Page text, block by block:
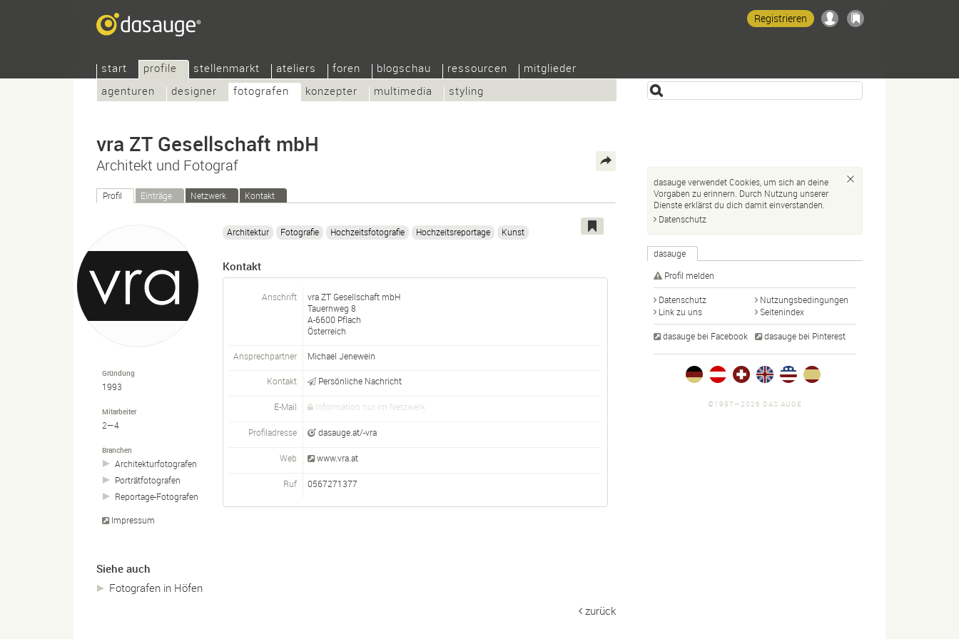
start
profile
agenturen
designer fotografen konzepter multimedia styling
stellenmarkt ateliers foren blogschau ressourcen mitglieder
Registrieren
vra ZT Gesellschaft mbH
Architekt und Fotograf
Profil Einträge Netzwerk Kontakt
Gründung
1993
Mitarbeiter
2—4
Branchen
Architekturfotografen
Porträtfotografen
Reportage-Fotografen
Impressum
Architektur Fotografie Hochzeitsfotografie Hochzeitsreportage Kunst
Kontakt
Anschrift
vra ZT Gesellschaft mbH
Tauernweg 8
A-6600 Pflach
Österreich
Ansprechpartner Michael Jenewein
Kontakt Persönliche Nachricht
E-Mail Information nur im Netzwerk
Profiladresse dasauge.at/-vra
Web www.vra.at
Ruf 0567271377
Siehe auch
Fotografen in Höfen
zurück
dasauge verwendet Cookies, um sich an deine
Vorgaben zu erinnern. Durch Nutzung unserer
Dienste erklärst du dich damit einverstanden.
Datenschutz
dasauge
Profil melden
Datenschutz
Nutzungsbedingungen
Link zu uns
Seitenindex
dasauge bei Facebook dasauge bei Pinterest
©1997—2026 DAS AUGE